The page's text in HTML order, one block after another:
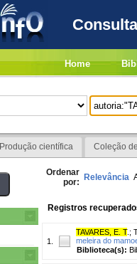
Consulta
Home
Produção científica Coleção
Ordenar
por: Relevância
Registros
1.
TAVARES, E. T. ;
meleira do
Biblioteca(s):